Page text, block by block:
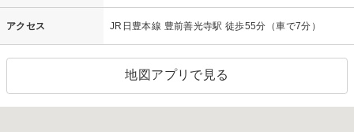
アクセス JR日豊本線 豊前善光寺駅 徒歩55分（車で7分）
地図アプリで見る